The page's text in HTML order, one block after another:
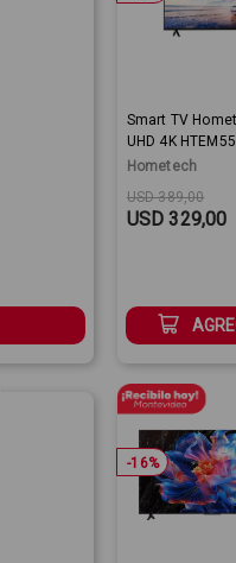
Smart TV
UHD 4K
Hometech
Original
USD 389,00
Sale Price:
USD 329,00
-16%